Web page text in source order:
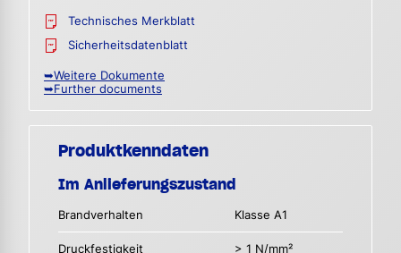
Technisches Merkblatt
Sicherheitsdatenblatt
➥Weitere Dokumente
➥Further documents
Produktkenndaten
Im Anlieferungszustand
Brandverhalten Klasse A1
Druckfestigkeit > 1 N/mm²